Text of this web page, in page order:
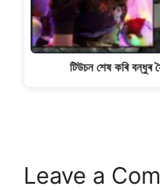
টিউচন শেষ কৰি বন্ধুৰ
Leave a